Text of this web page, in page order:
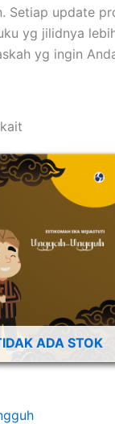
Setiap update
yg jilidnya
yg ingin
ADA STOK